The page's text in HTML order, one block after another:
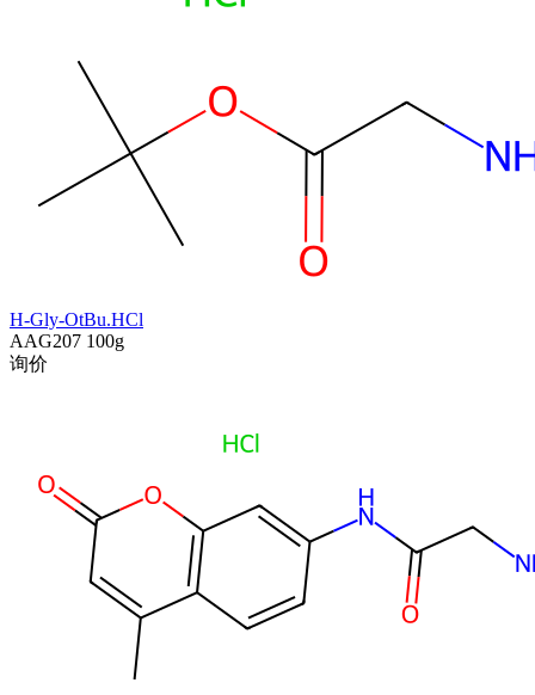
H-Gly-OtBu.HCl
AAG207 100g
询价